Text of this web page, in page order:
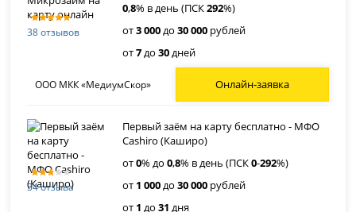
38 отзывов
0,8% в день (ПСК292%)
от3 000до30 000 рублей
от7до30дней
ООО МКК «МедиумСкор» Онлайн-заявка
34 отзыва
Первый заём на карту бесплатно - МФО
Cashiro (Каширо)
от0% до0,8% в день (ПСК0-292%)
от 1 000до30 000 рублей
от 1 до31 дня